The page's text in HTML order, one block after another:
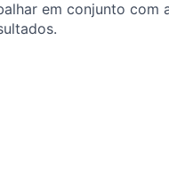
em conjunto com